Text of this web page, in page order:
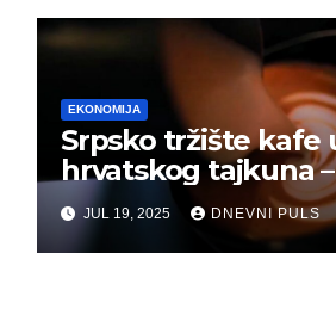
EKONOMIJA
Srpsko tržište kafe
hrvatskog tajkuna
kontrola!
JUL 19, 2025 DNEVNI PULS